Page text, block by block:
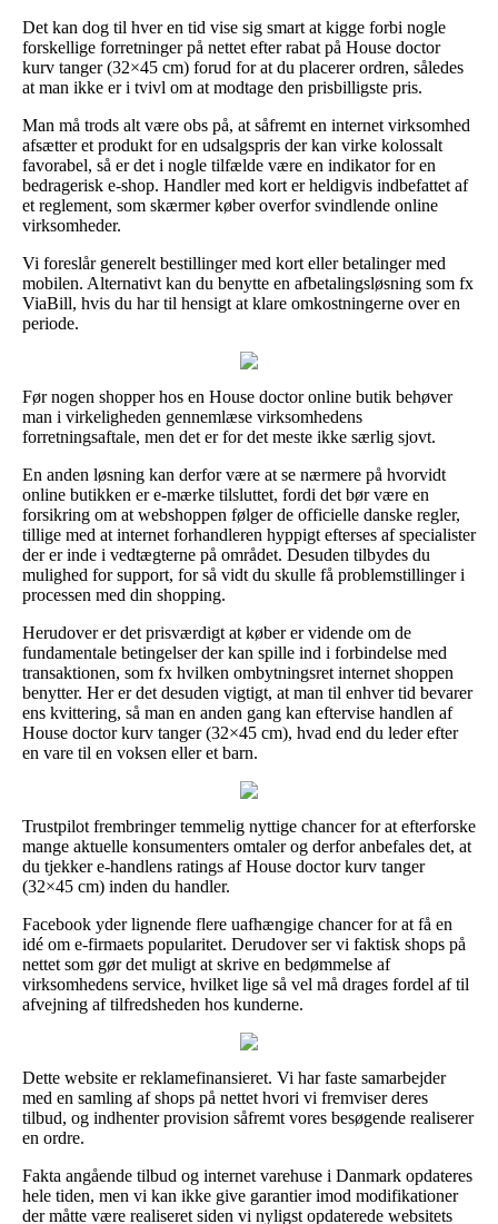
Det kan dog til hver en tid vise sig smart at kigge forbi nogle
forskellige forretninger på nettet efter rabat på House doctor
kurv tanger (32×45 cm) forud for at du placerer ordren, således
at man ikke er i tvivl om at modtage den prisbilligste pris.
Man må trods alt være obs på, at såfremt en internet virksomhed
afsætter et produkt for en udsalgspris der kan virke kolossalt
favorabel, så er det i nogle tilfælde være en indikator for en
bedragerisk e-shop. Handler med kort er heldigvis indbefattet af
et reglement, som skærmer køber overfor svindlende online
virksomheder.
Vi foreslår generelt bestillinger med kort eller betalinger med
mobilen. Alternativt kan du benytte en afbetalingsløsning som fx
ViaBill, hvis du har til hensigt at klare omkostningerne over en
periode.
Før nogen shopper hos en House doctor online butik behøver
man i virkeligheden gennemlæse virksomhedens
forretningsaftale, men det er for det meste ikke særlig sjovt.
En anden løsning kan derfor være at se nærmere på hvorvidt
online butikken er e-mærke tilsluttet, fordi det bør være en
forsikring om at webshoppen følger de officielle danske regler,
tillige med at internet forhandleren hyppigt efterses af specialister
der er inde i vedtægterne på området. Desuden tilbydes du
mulighed for support, for så vidt du skulle få problemstillinger i
processen med din shopping.
Herudover er det prisværdigt at køber er vidende om de
fundamentale betingelser der kan spille ind i forbindelse med
transaktionen, som fx hvilken ombytningsret internet shoppen
benytter. Her er det desuden vigtigt, at man til enhver tid bevarer
ens kvittering, så man en anden gang kan eftervise handlen af
House doctor kurv tanger (32×45 cm), hvad end du leder efter
en vare til en voksen eller et barn.
Trustpilot frembringer temmelig nyttige chancer for at efterforske
mange aktuelle konsumenters omtaler og derfor anbefales det, at
du tjekker e-handlens ratings af House doctor kurv tanger
(32×45 cm) inden du handler.
Facebook yder lignende flere uafhængige chancer for at få en
idé om e-firmaets popularitet. Derudover ser vi faktisk shops på
nettet som gør det muligt at skrive en bedømmelse af
virksomhedens service, hvilket lige så vel må drages fordel af til
afvejning af tilfredsheden hos kunderne.
Dette website er reklamefinansieret. Vi har faste samarbejder
med en samling af shops på nettet hvori vi fremviser deres
tilbud, og indhenter provision såfremt vores besøgende realiserer
en ordre.
Fakta angående tilbud og internet varehuse i Danmark opdateres
hele tiden, men vi kan ikke give garantier imod modifikationer
der måtte være realiseret siden vi nyligst opdaterede websitets